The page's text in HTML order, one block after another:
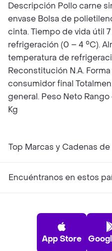
Descripción Pollo carne
envase Bolsa de
cinta. Tiempo de vida útil
refrigeración (0 – 4 °C).
temperatura de
Reconstitución N.A.
consumidor final
general. Peso Neto
Kg
Top Marcas y Cadenas
Encuéntranos en estos
App Store